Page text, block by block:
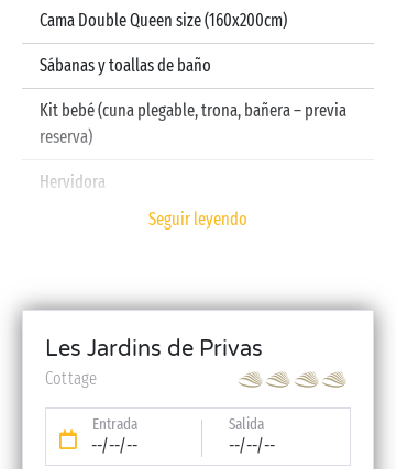
Cama Double Queen size (160x200cm)
Sábanas y toallas de baño
Kit bebé (cuna plegable, trona, bañera – previa
reserva)
Hervidora
Seguir leyendo
Les Jardins de Privas
Cottage
Entrada
--/--/--
Salida
--/--/--